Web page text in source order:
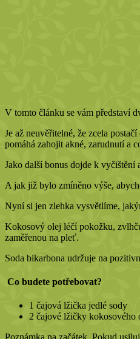
V tomto článku se vám představí
Je až neuvěřitelné, že zcela
pomáhá zahojit akné, zarudnutí a
Jako další bonus dojde k vyčištění
A jak již bylo zmíněno výše,
Nyní si jen zlehka vysvětlíme,
Kokosový olej léčí pokožku,
zaměřenou na pleť.
Soda bikarbona udržuje na
Co budete potřebovat?
1 čajová lžička jedlé sody
2 čajové lžičky kokosového